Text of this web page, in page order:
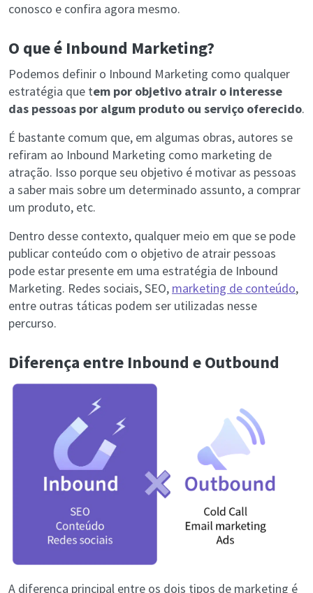
conosco e confira agora mesmo.
O que é Inbound Marketing?
Podemos definir o Inbound Marketing como qualquer
estratégia que tem por objetivo atrair o interesse
das pessoas por algum produto ou serviço oferecido.
É bastante comum que, em algumas obras, autores se
refiram ao Inbound Marketing como marketing de
atração. Isso porque seu objetivo é motivar as pessoas
a saber mais sobre um determinado assunto, a comprar
um produto, etc.
Dentro desse contexto, qualquer meio em que se pode
publicar conteúdo com o objetivo de atrair pessoas
pode estar presente em uma estratégia de Inbound
Marketing. Redes sociais, SEO, marketing de conteúdo,
entre outras táticas podem ser utilizadas nesse
percurso.
Diferença entre Inbound e Outbound
A diferença principal entre os dois tipos de marketing é